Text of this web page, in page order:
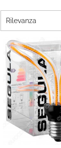
Rilevanza